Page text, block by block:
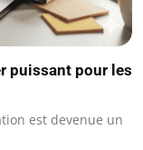
puissant pour les
est devenue un